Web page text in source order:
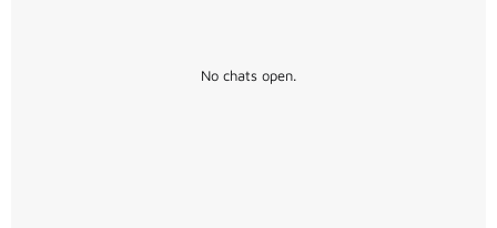
No chats open.